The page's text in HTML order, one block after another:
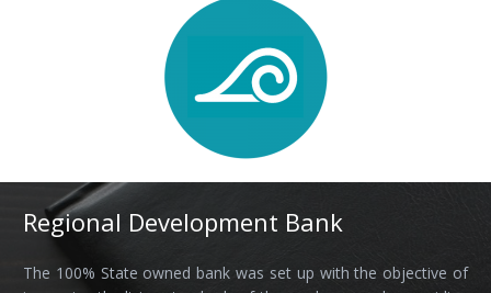
Regional Development Bank
The 100% State owned bank was set up with the objective of